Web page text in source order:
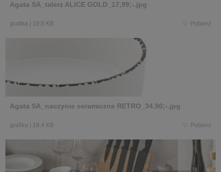
Agata SA_talerz ALICE GOLD_17,99;-.jpg
grafika 18,8 KB Pobierz
Agata SA_naczynie ceramiczne RETRO_34,90;-.jpg
grafika 18,4 KB Pobierz